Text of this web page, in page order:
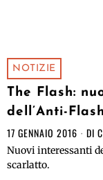
NOTIZIE
The Flash:
dell’Anti-Flash
17 GENNAIO 2016 DI
Nuovi interessanti
scarlatto.